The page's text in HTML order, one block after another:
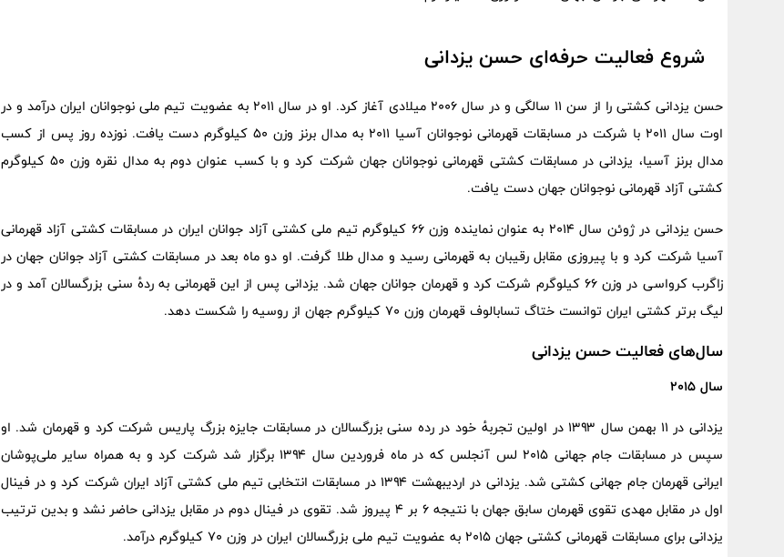
شروع فعالیت حرفه‌ای حسن یزدانی
حسن یزدانی کشتی را از سن ۱۱ سالگی و در سال ۲۰۰۶ میلادی آغاز کرد. او در سال ۲۰۱۱ به عضویت تیم ملی نوجوانان ایران درآمد و در
اوت سال ۲۰۱۱ با شرکت در مسابقات قهرمانی نوجوانان آسیا ۲۰۱۱ به مدال برنز وزن ۵۰ کیلوگرم دست یافت. نوزده روز پس از کسب
مدال برنز آسیا، یزدانی در مسابقات کشتی قهرمانی نوجوانان جهان شرکت کرد و با کسب عنوان دوم به مدال نقره وزن ۵۰ کیلوگرم
کشتی آزاد قهرمانی نوجوانان جهان دست یافت.
حسن یزدانی در ژوئن سال ۲۰۱۴ به عنوان نماینده وزن ۶۶ کیلوگرم تیم ملی کشتی آزاد جوانان ایران در مسابقات کشتی آزاد قهرمانی
آسیا شرکت کرد و با پیروزی مقابل رقیبان به قهرمانی رسید و مدال طلا گرفت. او دو ماه بعد در مسابقات کشتی آزاد جوانان جهان در
زاگرب کرواسی در وزن ۶۶ کیلوگرم شرکت کرد و قهرمان جوانان جهان شد. یزدانی پس از این قهرمانی به ردهٔ سنی بزرگسالان آمد و در
لیگ برتر کشتی ایران توانست ختاگ تسابالوف قهرمان وزن ۷۰ کیلوگرم جهان از روسیه را شکست دهد.
سال‌های فعالیت حسن یزدانی
سال ۲۰۱۵
یزدانی در ۱۱ بهمن سال ۱۳۹۳ در اولین تجربهٔ خود در رده سنی بزرگسالان در مسابقات جایزه بزرگ پاریس شرکت کرد و قهرمان شد. او
سپس در مسابقات جام جهانی ۲۰۱۵ لس آنجلس که در ماه فروردین سال ۱۳۹۴ برگزار شد شرکت کرد و به همراه سایر ملی‌پوشان
ایرانی قهرمان جام جهانی کشتی شد. یزدانی در اردیبهشت ۱۳۹۴ در مسابقات انتخابی تیم ملی کشتی آزاد ایران شرکت کرد و در فینال
اول در مقابل مهدی تقوی قهرمان سابق جهان با نتیجه ۶ بر ۴ پیروز شد. تقوی در فینال دوم در مقابل یزدانی حاضر نشد و بدین ترتیب
یزدانی برای مسابقات قهرمانی کشتی جهان ۲۰۱۵ به عضویت تیم ملی بزرگسالان ایران در وزن ۷۰ کیلوگرم درآمد.